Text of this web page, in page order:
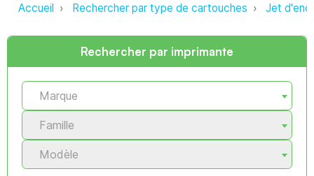
Accueil Rechercher par type de cartouches Jet
Rechercher par imprimante
Marque
Famille
Modèle